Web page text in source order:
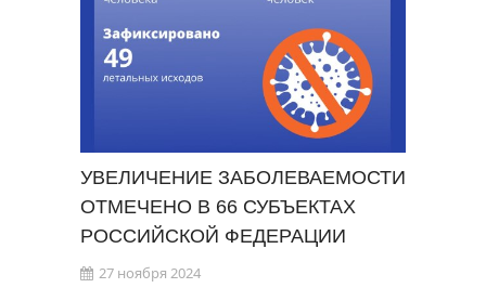
УВЕЛИЧЕНИЕ ЗАБОЛЕВАЕМОСТИ
ОТМЕЧЕНО В 66 СУБЪЕКТАХ
РОССИЙСКОЙ ФЕДЕРАЦИИ
27 ноября 2024